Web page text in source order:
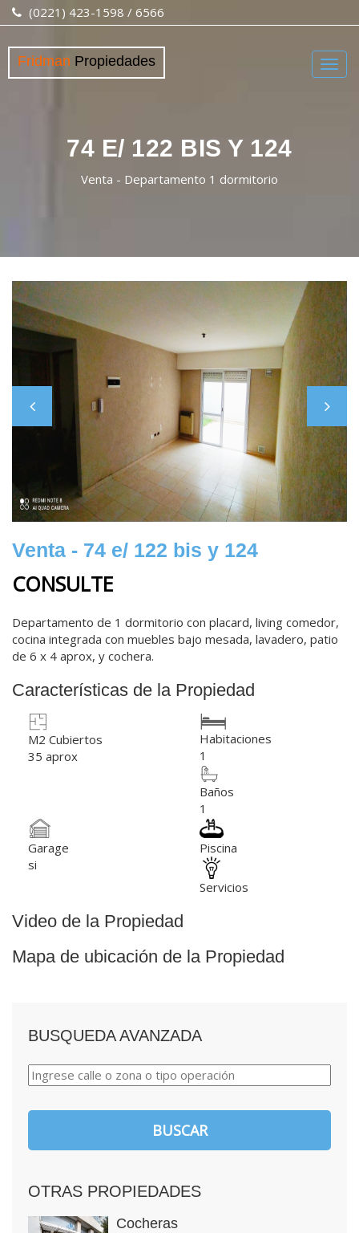
(0221) 423-1598 / 6566
Fridman Propiedades
74 E/ 122 BIS Y 124
Venta - Departamento 1 dormitorio
Venta - 74 e/ 122 bis y 124
CONSULTE
Departamento de 1 dormitorio con placard, living comedor,
cocina integrada con muebles bajo mesada, lavadero, patio
de 6 x 4 aprox, y cochera.
Características de la Propiedad
M2 Cubiertos
35 aprox
Habitaciones
1
Baños
1
Garage
si
Piscina
Servicios
Video de la Propiedad
Mapa de ubicación de la Propiedad
BUSQUEDA AVANZADA
OTRAS PROPIEDADES
Cocheras